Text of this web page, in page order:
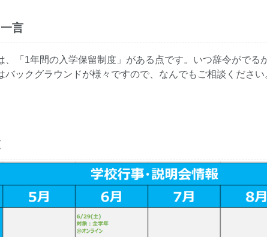
言
、「1年間の入学保留制度」がある点です。いつ辞令がでる
バックグラウンドが様々ですので、なんでもご相談くださ